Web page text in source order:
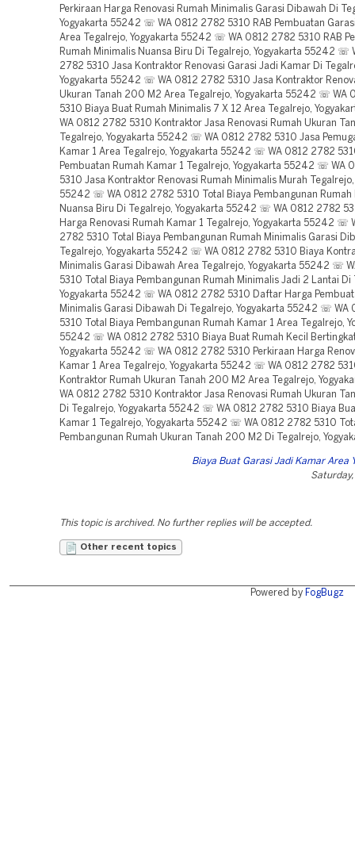
Perkiraan Harga Renovasi Rumah Minimalis Garasi Dibawah Di
Yogyakarta 55242 ☏ WA 0812 2782 5310 RAB Pembuatan
Area Tegalrejo, Yogyakarta 55242 ☏ WA 0812 2782 5310 RAB
Rumah Minimalis Nuansa Biru Di Tegalrejo, Yogyakarta 55242 ☏
2782 5310 Jasa Kontraktor Renovasi Garasi Jadi Kamar Di
Yogyakarta 55242 ☏ WA 0812 2782 5310 Jasa Kontraktor
Ukuran Tanah 200 M2 Area Tegalrejo, Yogyakarta 55242 ☏ WA
5310 Biaya Buat Rumah Minimalis 7 X 12 Area Tegalrejo,
WA 0812 2782 5310 Kontraktor Jasa Renovasi Rumah Ukuran
Tegalrejo, Yogyakarta 55242 ☏ WA 0812 2782 5310 Jasa
Kamar 1 Area Tegalrejo, Yogyakarta 55242 ☏ WA 0812 2782
Pembuatan Rumah Kamar 1 Tegalrejo, Yogyakarta 55242 ☏ WA
5310 Jasa Kontraktor Renovasi Rumah Minimalis Murah Tegalrejo,
55242 ☏ WA 0812 2782 5310 Total Biaya Pembangunan Rumah
Nuansa Biru Di Tegalrejo, Yogyakarta 55242 ☏ WA 0812 2782
Harga Renovasi Rumah Kamar 1 Tegalrejo, Yogyakarta 55242 ☏
2782 5310 Total Biaya Pembangunan Rumah Minimalis Garasi
Tegalrejo, Yogyakarta 55242 ☏ WA 0812 2782 5310 Biaya
Minimalis Garasi Dibawah Area Tegalrejo, Yogyakarta 55242 ☏
5310 Total Biaya Pembangunan Rumah Minimalis Jadi 2 Lantai Di
Yogyakarta 55242 ☏ WA 0812 2782 5310 Daftar Harga
Minimalis Garasi Dibawah Di Tegalrejo, Yogyakarta 55242 ☏ WA
5310 Total Biaya Pembangunan Rumah Kamar 1 Area Tegalrejo,
55242 ☏ WA 0812 2782 5310 Biaya Buat Rumah Kecil
Yogyakarta 55242 ☏ WA 0812 2782 5310 Perkiraan Harga
Kamar 1 Area Tegalrejo, Yogyakarta 55242 ☏ WA 0812 2782
Kontraktor Rumah Ukuran Tanah 200 M2 Area Tegalrejo,
WA 0812 2782 5310 Kontraktor Jasa Renovasi Rumah Ukuran
Di Tegalrejo, Yogyakarta 55242 ☏ WA 0812 2782 5310 Biaya
Kamar 1 Tegalrejo, Yogyakarta 55242 ☏ WA 0812 2782 5310
Pembangunan Rumah Ukuran Tanah 200 M2 Di Tegalrejo,
Biaya Buat Garasi Jadi Kamar Area
This topic is archived. No further replies will be accepted.
Other recent topics
Powered by FogBugz